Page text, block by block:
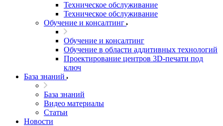
Техническое обслуживание
Техническое обслуживание
Обучение и консалтинг
Обучение и консалтинг
Обучение в области аддитивных технологий
Проектирование центров 3D-печати под
ключ
База знаний
База знаний
Видео материалы
Статьи
Новости